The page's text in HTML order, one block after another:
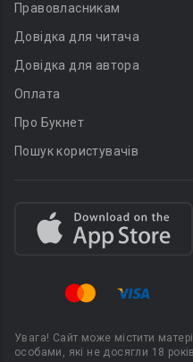
Правовласникам
Довідка для читача
Довідка для автора
Оплата
Про Букнет
Пошук користувачів
Увага! Сайт може містити
особами, які не досягли 18